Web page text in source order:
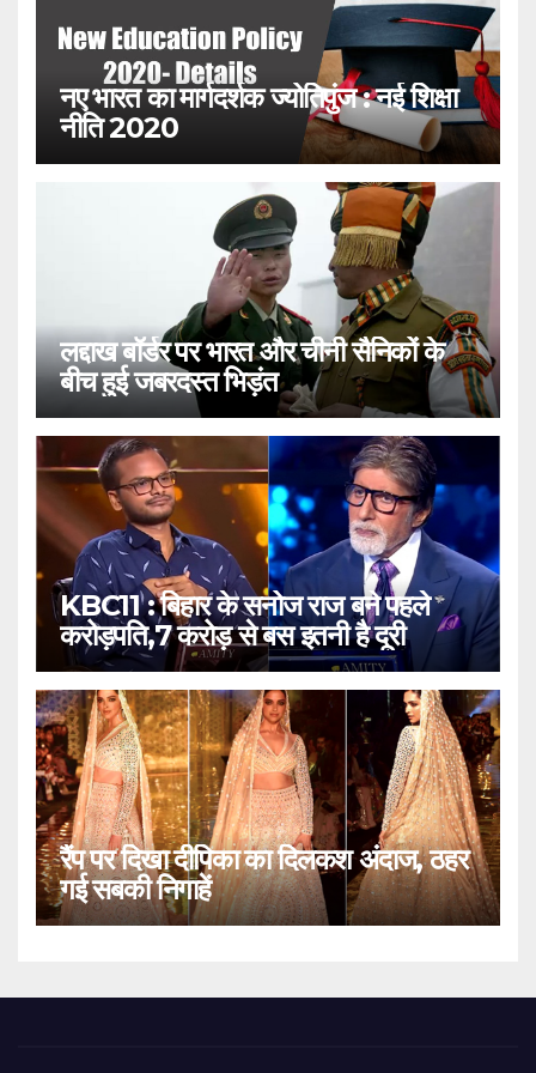
नए भारत का मार्गदर्शक ज्योतिपुंज : नई शिक्षा
नीति 2020
लद्दाख बॉर्डर पर भारत और चीनी सैनिकों के
बीच हुई जबरदस्त भिड़ंत
KBC11 : बिहार के सनोज राज बने पहले
करोड़पति,7 करोड़ से बस इतनी है दूरी
रैंप पर दिखा दीपिका का दिलकश अंदाज, ठहर
गई सबकी निगाहें